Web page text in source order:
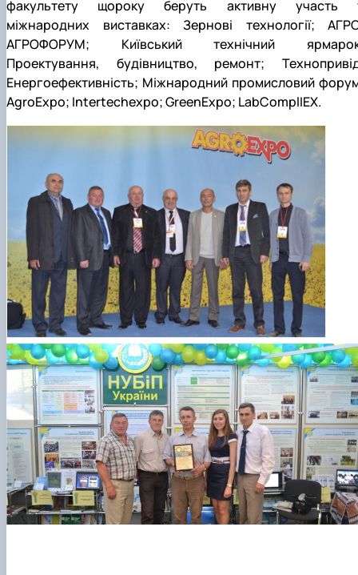
факультету щороку беруть активну участь
міжнародних виставках: Зернові технології;
АГРОФОРУМ; Київський технічний
Проектування, будівництво, ремонт;
Енергоефективність; Міжнародний промисловий
AgroExpo; Intertechexpo; GreenExpo; LabComplIEX.